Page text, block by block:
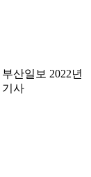
부산일보 2022년
기사